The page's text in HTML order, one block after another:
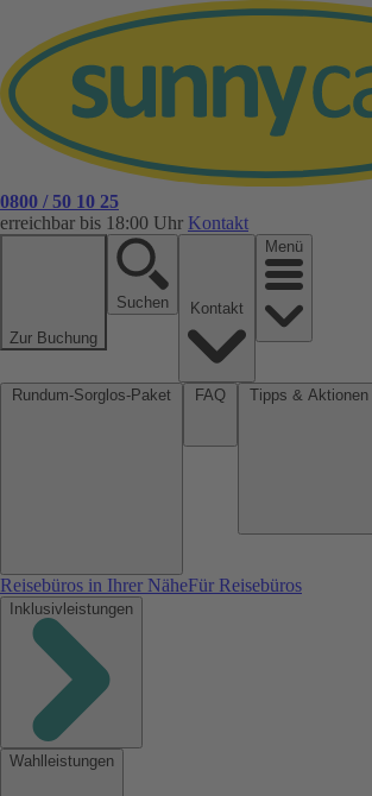
0800 / 50 10 25
erreichbar bis 18:00 Uhr Kontakt
Zur Buchung
Suchen
Menü
Reisebüros in Ihrer NäheFür Reisebüros
Inklusivleistungen
Wahlleistungen